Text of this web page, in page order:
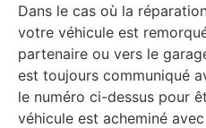
Dans le cas où la
votre véhicule est
partenaire ou vers le
est toujours communiqué
le numéro ci-dessus pour
véhicule est acheminé